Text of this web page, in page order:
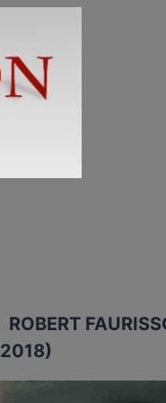
ROBERT
2018)